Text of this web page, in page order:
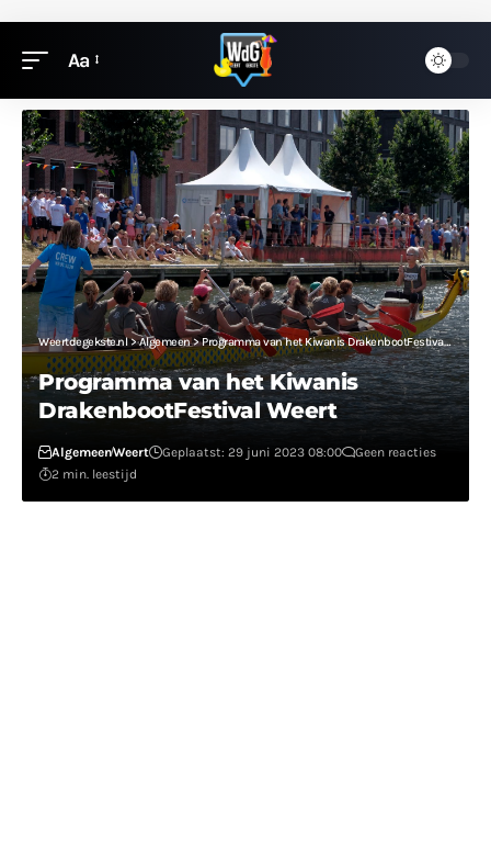
Aa
Weertdegekste.nl>Algemeen>Programma van het Kiwanis DrakenbootFestival Weert
Programma van het Kiwanis
DrakenbootFestival Weert
AlgemeenWeert Geplaatst: 29 juni 2023 08:00
Geen reacties
2 min. leestijd